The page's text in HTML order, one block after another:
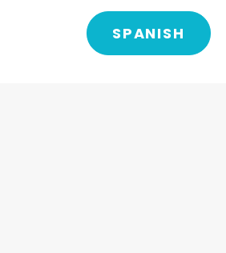
SPANISH